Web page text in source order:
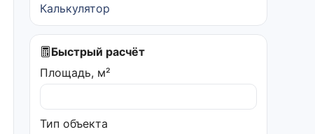
Калькулятор
Быстрый расчёт
Площадь, м²
Тип объекта